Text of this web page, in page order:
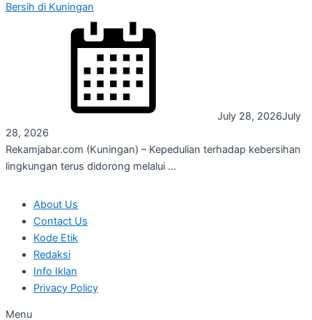
Bersih di Kuningan
July 28, 2026July
28, 2026
Rekamjabar.com (Kuningan) – Kepedulian terhadap kebersihan
lingkungan terus didorong melalui ...
About Us
Contact Us
Kode Etik
Redaksi
Info Iklan
Privacy Policy
Menu